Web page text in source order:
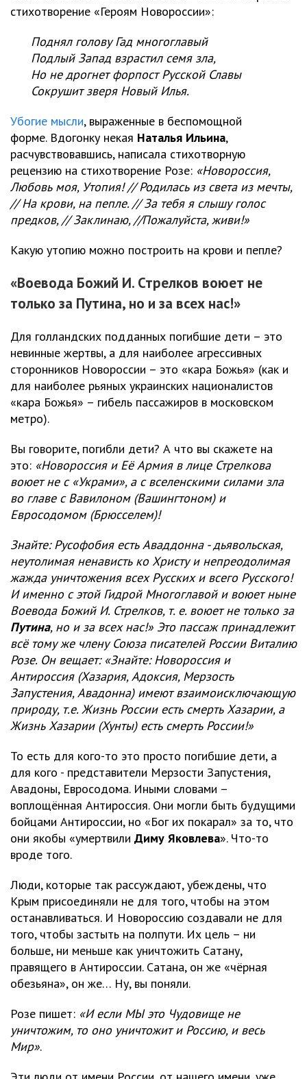
стихотворение «Героям Новороссии»:
Поднял голову Гад многоглавый
Подлый Запад взрастил семя зла,
Но не дрогнет форпост Русской Славы
Сокрушит зверя Новый Илья.
Убогие мысли, выраженные в беспомощной
форме. Вдогонку некая Наталья Ильина,
расчувствовавшись, написала стихотворную
рецензию на стихотворение Розе: «Новороссия,
Любовь моя, Утопия! // Родилась из света из мечты,
// На крови, на пепле. // За тебя я слышу голос
предков, // Заклинаю, //Пожалуйста, живи!»
Какую утопию можно построить на крови и пепле?
«Воевода Божий И. Стрелков воюет не
только за Путина, но и за всех нас!»
Для голландских подданных погибшие дети – это
невинные жертвы, а для наиболее агрессивных
сторонников Новороссии – это «кара Божья» (как и
для наиболее рьяных украинских националистов
«кара Божья» – гибель пассажиров в московском
метро).
Вы говорите, погибли дети? А что вы скажете на
это: «Новороссия и Её Армия в лице Стрелкова
воюет не с «Украми», а с вселенскими силами зла
во главе с Вавилоном (Вашингтоном) и
Евросодомом (Брюсселем)!
Знайте: Русофобия есть Аваддонна - дьявольская,
неутолимая ненависть ко Христу и непреодолимая
жажда уничтожения всех Русских и всего Русского!
И именно с этой Гидрой Многоглавой и воюет ныне
Воевода Божий И. Стрелков, т. е. воюет не только за
Путина, но и за всех нас!» Это пассаж принадлежит
всё тому же члену Союза писателей России Виталию
Розе. Он вещает: «Знайте: Новороссия и
Антироссия (Хазария, Адоксия, Мерзость
Запустения, Авадонна) имеют взаимоисключающую
природу, т.е. Жизнь России есть смерть Хазарии, а
Жизнь Хазарии (Хунты) есть смерть России!»
То есть для кого-то это просто погибшие дети, а
для кого - представители Мерзости Запустения,
Авадоны, Евросодома. Иными словами –
воплощённая Антироссия. Они могли быть будущими
бойцами Антироссии, но «Бог их покарал» за то, что
они якобы «умертвили Диму Яковлева». Что-то
вроде того.
Люди, которые так рассуждают, убеждены, что
Крым присоединяли не для того, чтобы на этом
останавливаться. И Новороссию создавали не для
того, чтобы застыть на полпути. Их цель – ни
больше, ни меньше как уничтожить Сатану,
правящего в Антироссии. Сатана, он же «чёрная
обезьяна», он же… Ну, вы поняли.
Розе пишет: «И если МЫ это Чудовище не
уничтожим, то оно уничтожит и Россию, и весь
Мир».